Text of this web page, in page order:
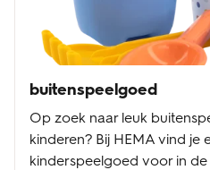
buitenspeelgoed
Op zoek naar leuk
kinderen? Bij HEMA vind je
kinderspeelgoed voor in